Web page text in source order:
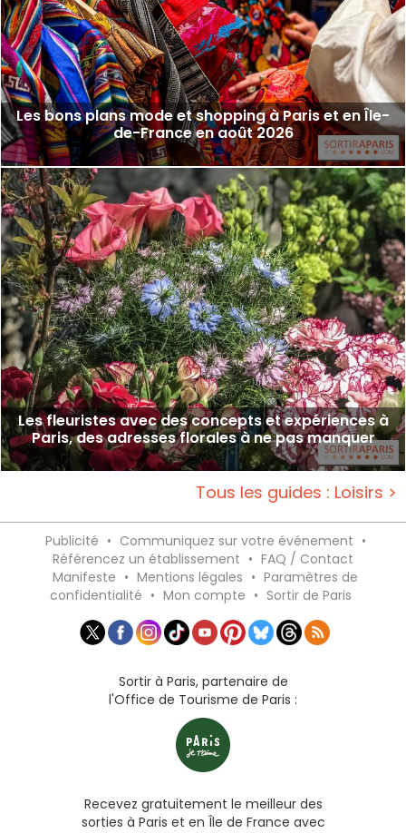
Les bons plans mode et shopping à Paris et en Île-
de-France en août 2026
Les fleuristes avec des concepts et expériences à
Paris, des adresses florales à ne pas manquer
Tous les guides : Loisirs >
Publicité • Communiquez sur votre événement •
Référencez un établissement • FAQ / Contact
Manifeste • Mentions légales • Paramètres de
confidentialité • Mon compte • Sortir de Paris
Sortir à Paris, partenaire de
l'Office de Tourisme de Paris :
Recevez gratuitement le meilleur des
sorties à Paris et en Île de France avec